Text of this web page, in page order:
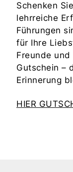
Schenken
lehrreiche
Führungen
für Ihre
Freunde
Gutschein –
Erinnerung
HIER